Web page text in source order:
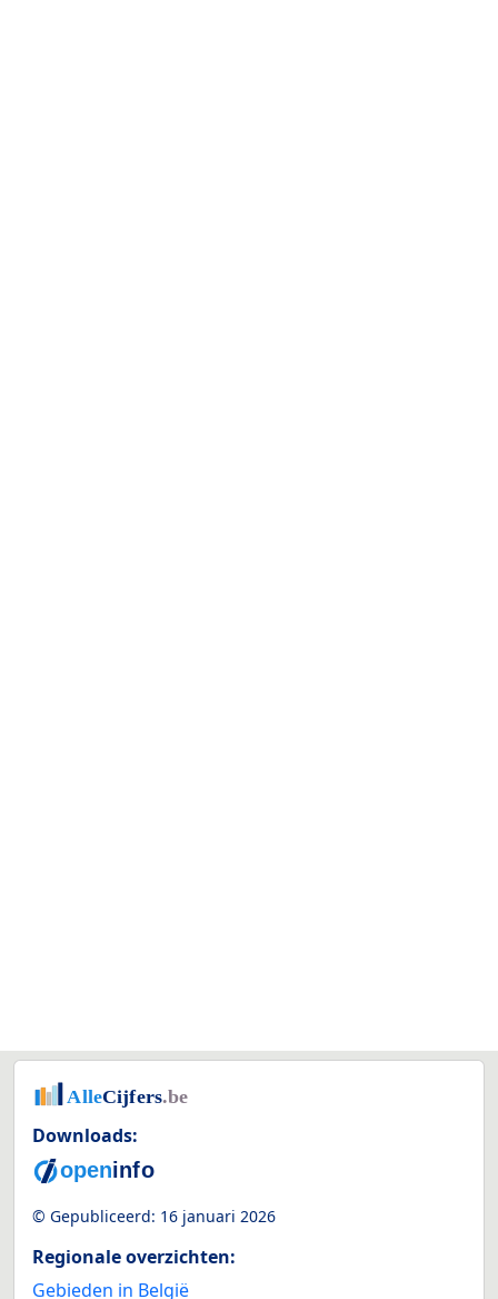
Downloads:
© Gepubliceerd: 16 januari 2026
Regionale overzichten:
Gebieden in België